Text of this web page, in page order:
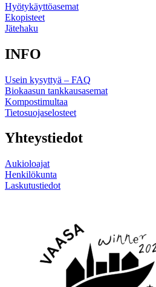
Hyötykäyttöasemat
Ekopisteet
Jätehaku
INFO
Usein kysyttyä – FAQ
Biokaasun tankkausasemat
Kompostimultaa
Tietosuojaselosteet
Yhteystiedot
Aukioloajat
Henkilökunta
Laskutustiedot